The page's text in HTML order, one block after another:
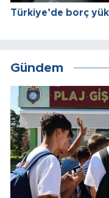
Türkiye’de borç
Gündem